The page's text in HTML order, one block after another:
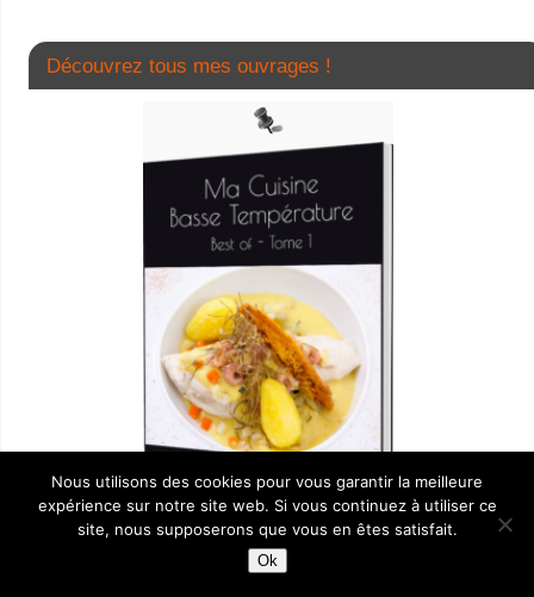
Découvrez tous mes ouvrages !
Ma Cuisine Basse Température
– Best of -Tome 1
Nous utilisons des cookies pour vous garantir la meilleure
expérience sur notre site web. Si vous continuez à utiliser ce
site, nous supposerons que vous en êtes satisfait.
Ok